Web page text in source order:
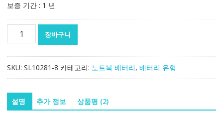
보증 기간 : 1 년
터
[레
노
장바구니
SKU: SL10281-8 카테고리: 노트북 배터리, 배터리 유형
설명 추가 정보 상품평 (2)